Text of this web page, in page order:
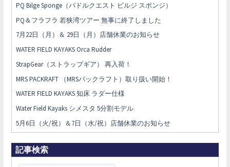
PQ Bilge Sponge（パドルクエスト ビルジ スポンジ）
PQ＆フラフラ 若狭湾ツアー 無事に終了しました
7月22日（月）＆ 29日（月）店舗休業のお知らせ
WATER FIELD KAYAKS Orca Rudder
StrapGear（ストラップギア） 再入荷！
MRS PACKRAFT （MRSパックラフト）取り扱い開始！
WATER FIELD KAYAKS 知床 ラダー仕様
Water Field Kayaks シメスタ 5分割モデル
5月6日（火/祝）＆7日（水/祝）店舗休業のお知らせ
記事検索